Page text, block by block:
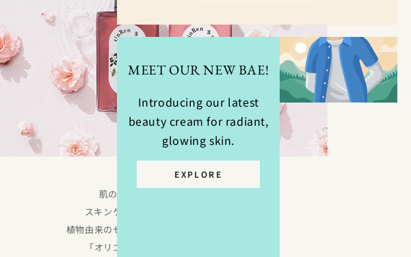
MEET OUR NEW BAE!
Introducing our latest
beauty cream for radiant,
glowing skin.
EXPLORE
肌のバリア機能*¹に着目した、
スキンケア発想の薬用スカルプケア。
植物由来のセラミド*²や、頭皮スキンケア成分
「オリゴ糖*³」が、乾燥や外的刺激で